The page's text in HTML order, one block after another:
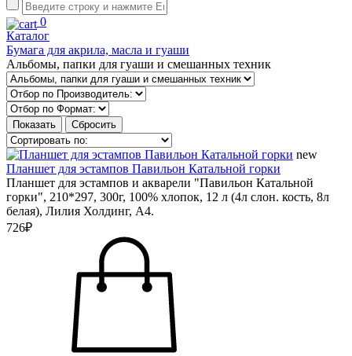
0
Каталог
Бумага для акрила, масла и гуаши
Альбомы, папки для гуаши и смешанных техник
new
Планшет для эстампов Павильон Катальной горки
Планшет для эстампов и акварели "Павильон Катальной
горки", 210*297, 300г, 100% хлопок, 12 л (4л слон. кость, 8л
белая), Лилия Холдинг, А4.
726₽